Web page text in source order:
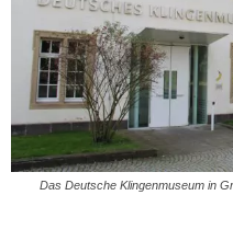
Das Deutsche Klingenmuseum in